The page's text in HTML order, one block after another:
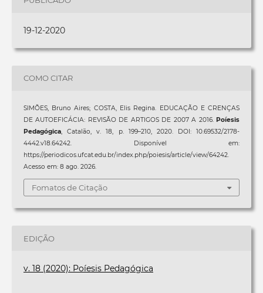
19-12-2020
COMO CITAR
SIMÕES, Bruno Aires; COSTA, Elis Regina. EDUCAÇÃO E CRENÇAS
DE AUTOEFICÁCIA: REVISÃO DE ARTIGOS DE 2007 A 2016.Poíesis
Pedagógica, Catalão, v. 18, p. 199–210, 2020. DOI: 10.69532/2178-
4442.v18.64242. Disponível em:
https://periodicos.ufcat.edu.br/index.php/poiesis/article/view/64242.
Acesso em: 8 ago. 2026.
Fomatos de Citação
EDIÇÃO
v. 18 (2020): Poíesis Pedagógica